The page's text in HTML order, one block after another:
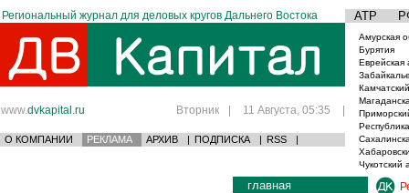
Региональный журнал для деловых кругов Дальнего Востока АТР
www.dvkapital.ru Вторник | 11 Августа, 05:35 |
О КОМПАНИИ РЕКЛАМА АРХИВ | ПОДПИСКА | RSS |
Амурская
Бурятия
Еврейская
Чукотский
главная